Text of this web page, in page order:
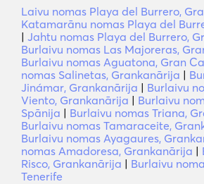
Laivu nomas Playa del Burrero,
Katamarānu nomas Playa del
| Jahtu nomas Playa del Burrero,
Burlaivu nomas Las Majoreras,
Burlaivu nomas Aguatona, Gran
nomas Salinetas, Grankanārija |
Jinámar, Grankanārija | Burlaivu
Viento, Grankanārija | Burlaivu
Spānija | Burlaivu nomas Triana,
Burlaivu nomas Tamaraceite,
Burlaivu nomas Ayagaures,
nomas Amadoresa, Grankanārija |
Risco, Grankanārija | Burlaivu
Tenerife